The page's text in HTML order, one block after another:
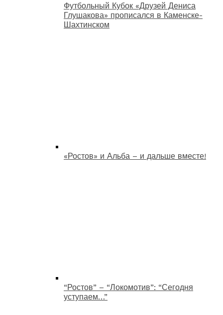
Футбольный Кубок «Друзей Дениса
Глушакова» прописался в Каменске-
Шахтинском
«Ростов» и Альба – и дальше вместе!
“Ростов” – “Локомотив”: “Сегодня
уступаем…”